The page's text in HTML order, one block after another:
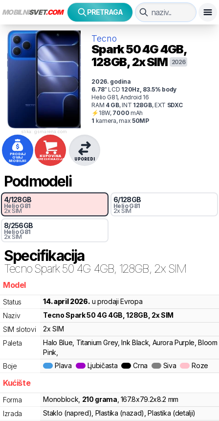
MOBILNISVET.COM PRETRAGA
slika: gsmarena.com
Tecno
Spark 50 4G4GB,
128GB, 2x SIM
2026
2026. godina
6.78" LCD 120Hz 83.5% body
Helio G81, Android 16
RAM 4GB,INT 128GB,EXT SDXC
⚡ 18W, 7000 mAh
1 kamera, max 50MP
PRODAJ
OVAJ
MOBILNI
KUPOVINA
SPECIFIKACIJA UPOREDI
Podmodeli
4/128GB
Helio G81
2x SIM
6/128GB
Helio G81
2x SIM
8/256GB
Helio G81
2x SIM
Specifikacija
Tecno Spark 50 4G 4GB, 128GB, 2x SIM
Model
Status 14. april 2026. u prodaji Evropa
Naziv
TecnoSpark 50 4G 4GB, 128GB, 2x SIM
SIM slotovi
2x SIM
Paleta
Halo Blue, Titanium Grey, Ink Black, Aurora Purple, Bloom
Pink,
Boje
Plava Ljubičasta Crna Siva Roze
Kućište
Forma Monoblock 210 grama 167.8x79.2x8.2 mm
Izrada
Staklo (napred), Plastika (nazad), Plastika (detalji)